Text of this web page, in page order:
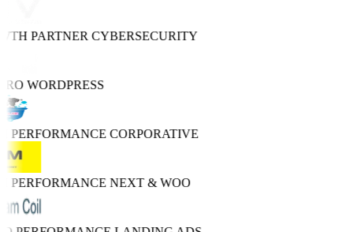
PARTNERCYBERSECURITY
WORDPRESS
PERFORMANCECORPORATIVE
PERFORMANCENEXT & WOO